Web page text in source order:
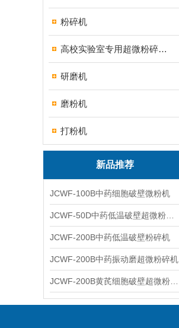
粉碎机
高校实验室专用超微粉碎机设备
研磨机
磨粉机
打粉机
新品推荐
JCWF-100B中药细胞破壁微粉机
JCWF-200B中药低温破壁粉碎机
JCWF-200B中药振动磨超微粉碎机